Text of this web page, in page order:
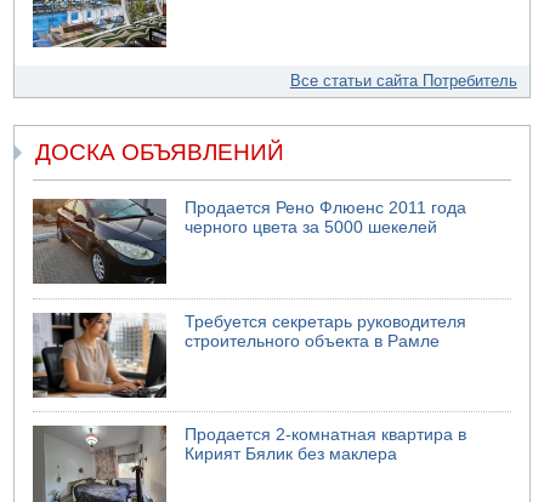
Все статьи сайта Потребитель
ДОСКА ОБЪЯВЛЕНИЙ
Продается Рено Флюенс 2011 года
черного цвета за 5000 шекелей
Требуется секретарь руководителя
строительного объекта в Рамле
Продается 2-комнатная квартира в
Кирият Бялик без маклера